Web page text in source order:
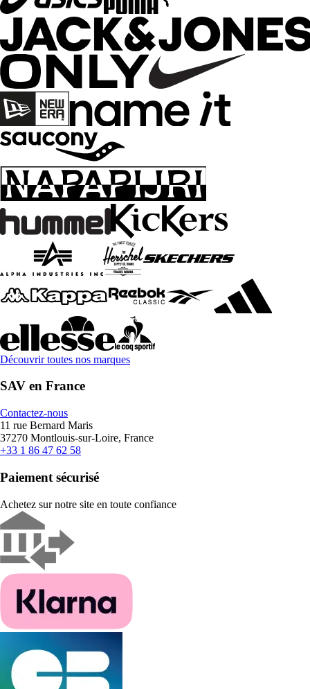
Découvrir toutes nos marques
SAV en France
Contactez-nous
11 rue Bernard Maris
37270 Montlouis-sur-Loire, France
+33 1 86 47 62 58
Paiement sécurisé
Achetez sur notre site en toute confiance